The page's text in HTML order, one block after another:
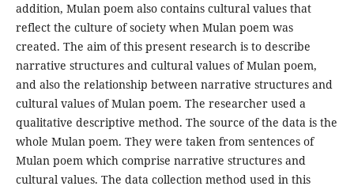
addition, Mulan poem also contains cultural values that
reflect the culture of society when Mulan poem was
created. The aim of this present research is to describe
narrative structures and cultural values of Mulan poem,
and also the relationship between narrative structures and
cultural values of Mulan poem. The researcher used a
qualitative descriptive method. The source of the data is the
whole Mulan poem. They were taken from sentences of
Mulan poem which comprise narrative structures and
cultural values. The data collection method used in this